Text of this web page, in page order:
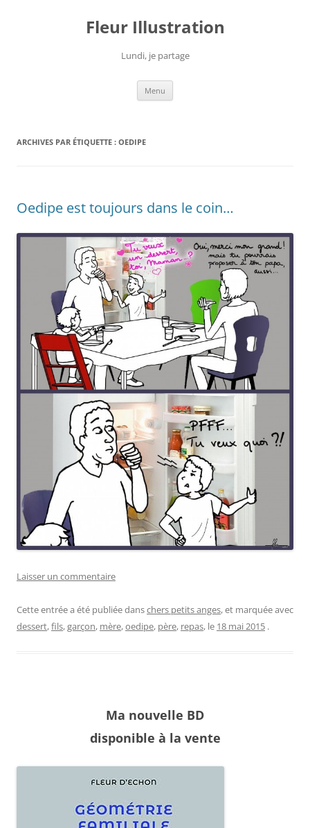
Fleur Illustration
Lundi, je partage
Menu
ARCHIVES PAR ÉTIQUETTE : OEDIPE
Oedipe est toujours dans le coin…
Laisser un commentaire
Cette entrée a été publiée danschers petits anges, et marquée avec
dessert,fils,garçon, mère,oedipe, père, repas, le 18 mai 2015 .
Ma nouvelle BD
disponible à la vente